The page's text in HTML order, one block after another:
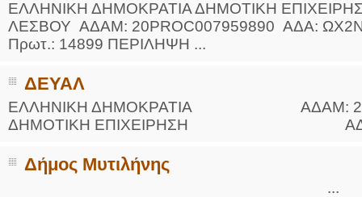
ΕΛΛΗΝΙΚΗ ΔΗΜΟΚΡΑΤΙΑ ΔΗΜΟΤΙΚΗ
ΛΕΣΒΟΥ ΑΔΑΜ: 20PROC007959890 ΑΔΑ:
Πρωτ.: 14899 ΠΕΡΙΛΗΨΗ ...
ΔΕΥΑΛ
ΕΛΛΗΝΙΚΗ ΔΗΜΟΚΡΑΤΙΑ ΑΔΑΜ:
ΔΗΜΟΤΙΚΗ ΕΠΙΧΕΙΡΗΣΗ ΑΔΑ:
Δήμος Μυτιλήνης
...